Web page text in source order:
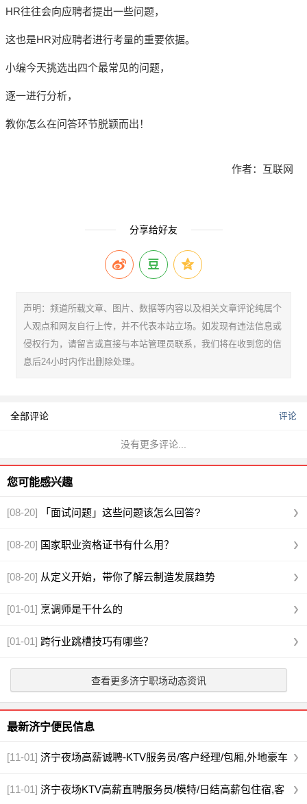
HR往往会向应聘者提出一些问题，
这也是HR对应聘者进行考量的重要依据。
小编今天挑选出四个最常见的问题，
逐一进行分析，
教你怎么在问答环节脱颖而出！
作者：互联网
分享给好友
声明：频道所载文章、图片、数据等内容以及相关文章评论纯属个
人观点和网友自行上传，并不代表本站立场。如发现有违法信息或
侵权行为，请留言或直接与本站管理员联系，我们将在收到您的信
息后24小时内作出删除处理。
全部评论 评论
没有更多评论...
您可能感兴趣
[08-20] 「面试问题」这些问题该怎么回答?
[08-20] 国家职业资格证书有什么用？
[08-20] 从定义开始，带你了解云制造发展趋势
[01-01] 烹调师是干什么的
[01-01] 跨行业跳槽技巧有哪些？
查看更多济宁职场动态资讯
最新济宁便民信息
[11-01] 济宁夜场高薪诚聘-KTV服务员/客户经理/包厢,外地豪车
接送,日结8/环境优雅,免费培训,立即
[11-01] 济宁夜场KTV高薪直聘服务员/模特/日结高薪包住宿,客